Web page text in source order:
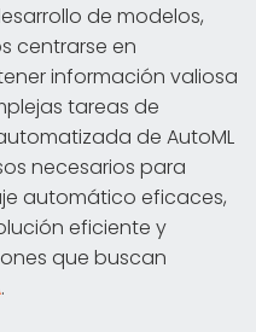
de modelos,
centrarse en
información valiosa
tareas de
de AutoML
necesarios para
automático eficaces,
eficiente y
que buscan
.